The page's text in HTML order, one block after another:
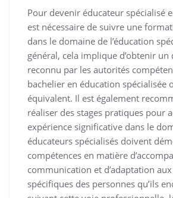
Pour devenir éducateur spécialisé
est nécessaire de suivre une
dans le domaine de l’éducation
général, cela implique d’obtenir
reconnu par les autorités
bachelier en éducation spécialisée
équivalent. Il est également
réaliser des stages pratiques pour
expérience significative dans le
éducateurs spécialisés doivent
compétences en matière
communication et d’adaptation
spécifiques des personnes qu’ils